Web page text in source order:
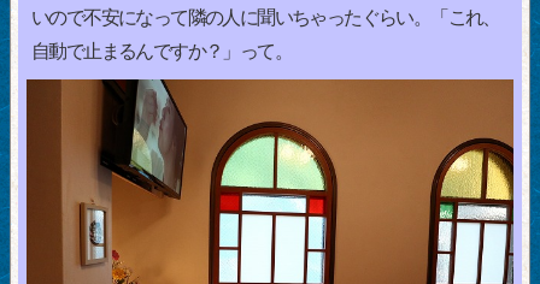
いので不安になって隣の人に聞いちゃったぐらい。「これ、
自動で止まるんですか？」って。